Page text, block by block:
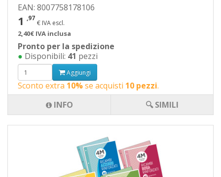
EAN: 8007758178106
1 ,97
€ IVA escl.
2,40€ IVA inclusa
Pronto per la spedizione
● Disponibili: 41 pezzi
Aggiungi
Sconto extra 10%se acquisti 10 pezzi.
INFO
🔍 SIMILI